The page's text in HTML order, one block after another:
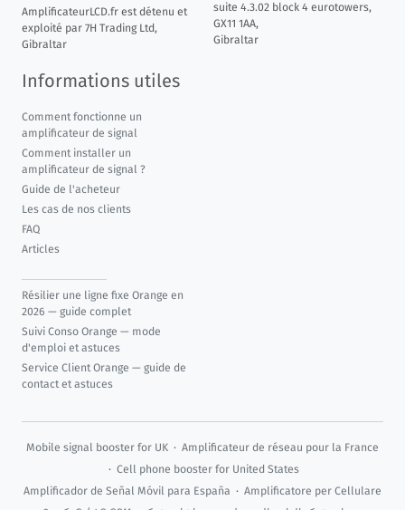
AmplificateurLCD.fr est détenu et
exploité par 7H Trading Ltd,
Gibraltar
suite 4.3.02 block 4 eurotowers,
GX11 1AA,
Gibraltar
Informations utiles
Comment fonctionne un
amplificateur de signal
Comment installer un
amplificateur de signal ?
Guide de l'acheteur
Les cas de nos clients
FAQ
Articles
Résilier une ligne fixe Orange en
2026 — guide complet
Suivi Conso Orange — mode
d'emploi et astuces
Service Client Orange — guide de
contact et astuces
Mobile signal booster for UK · Amplificateur de réseau pour la France
· Cell phone booster for United States
Amplificador de Señal Móvil para España · Amplificatore per Cellulare